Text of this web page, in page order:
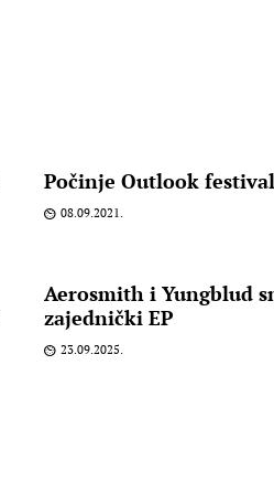
Počinje Outlook
08.09.2021.
Aerosmith i Yungblud
zajednički EP
23.09.2025.